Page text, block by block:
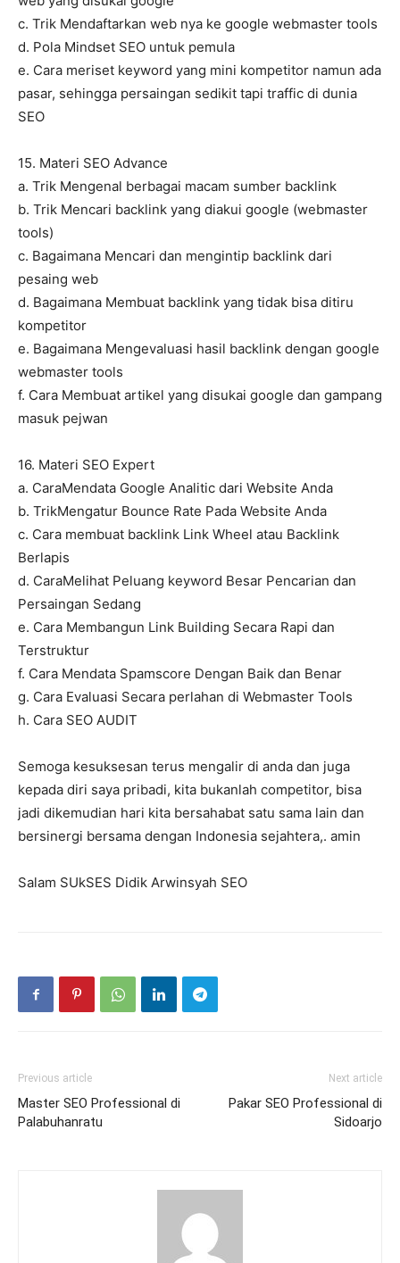
c. Trik Mendaftarkan web nya ke google webmaster tools
d. Pola Mindset SEO untuk pemula
e. Cara meriset keyword yang mini kompetitor namun ada
pasar, sehingga persaingan sedikit tapi traffic di dunia
SEO
15. Materi SEO Advance
a. Trik Mengenal berbagai macam sumber backlink
b. Trik Mencari backlink yang diakui google (webmaster
tools)
c. Bagaimana Mencari dan mengintip backlink dari
pesaing web
d. Bagaimana Membuat backlink yang tidak bisa ditiru
kompetitor
e. Bagaimana Mengevaluasi hasil backlink dengan google
webmaster tools
f. Cara Membuat artikel yang disukai google dan gampang
masuk pejwan
16. Materi SEO Expert
a. CaraMendata Google Analitic dari Website Anda
b. TrikMengatur Bounce Rate Pada Website Anda
c. Cara membuat backlink Link Wheel atau Backlink
Berlapis
d. CaraMelihat Peluang keyword Besar Pencarian dan
Persaingan Sedang
e. Cara Membangun Link Building Secara Rapi dan
Terstruktur
f. Cara Mendata Spamscore Dengan Baik dan Benar
g. Cara Evaluasi Secara perlahan di Webmaster Tools
h. Cara SEO AUDIT
Semoga kesuksesan terus mengalir di anda dan juga
kepada diri saya pribadi, kita bukanlah competitor, bisa
jadi dikemudian hari kita bersahabat satu sama lain dan
bersinergi bersama dengan Indonesia sejahtera,. amin
Salam SUkSES Didik Arwinsyah SEO
Previous article
Master SEO Professional di
Palabuhanratu
Next article
Pakar SEO Professional di
Sidoarjo